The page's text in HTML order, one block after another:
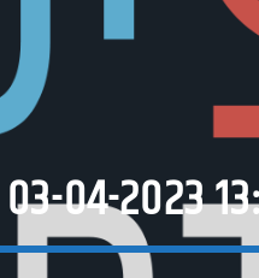
03-04-2023